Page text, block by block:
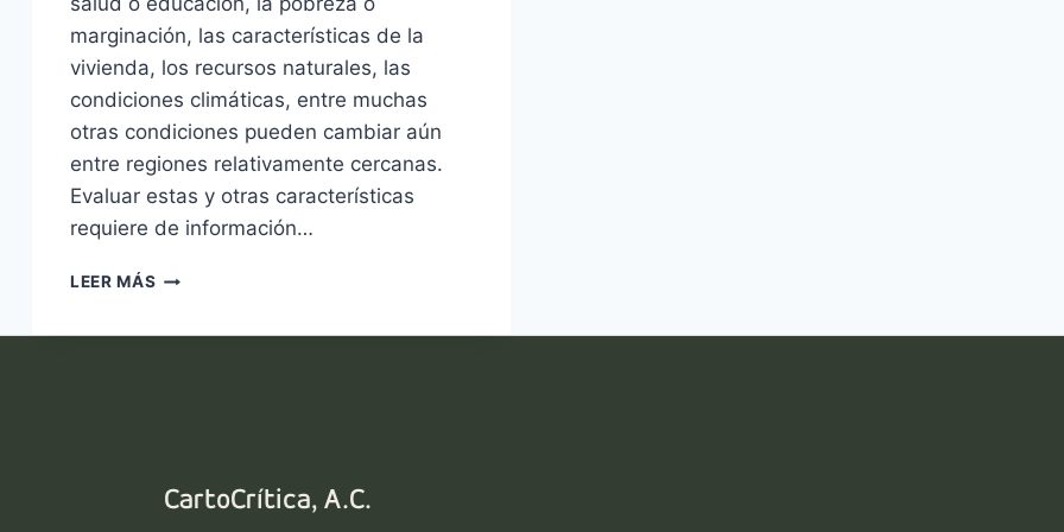
marginación, las características de la
vivienda, los recursos naturales, las
condiciones climáticas, entre muchas
otras condiciones pueden cambiar aún
entre regiones relativamente cercanas.
Evaluar estas y otras características
requiere de información…
LEER MÁS INDICADORES
CartoCrítica, A.C.